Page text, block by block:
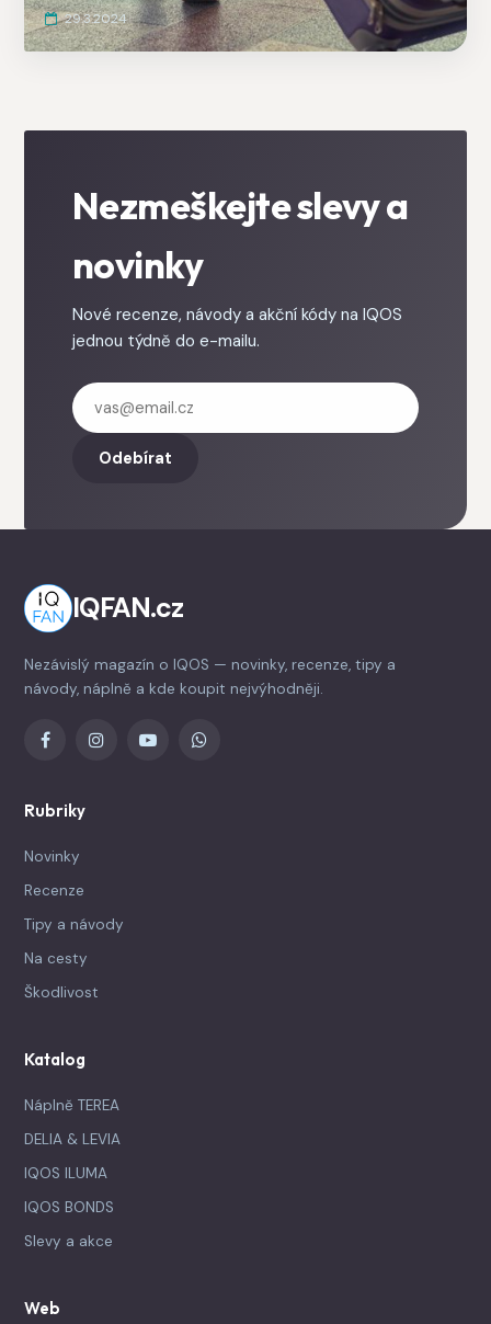
29.3.2024
Nezmeškejte slevy a
novinky
Nové recenze, návody a akční kódy na IQOS
jednou týdně do e-mailu.
Odebírat
IQFAN.cz
Nezávislý magazín o IQOS — novinky, recenze, tipy a
návody, náplně a kde koupit nejvýhodněji.
Rubriky
Novinky
Recenze
Tipy a návody
Na cesty
Škodlivost
Katalog
Náplně TEREA
DELIA & LEVIA
IQOS ILUMA
IQOS BONDS
Slevy a akce
Web